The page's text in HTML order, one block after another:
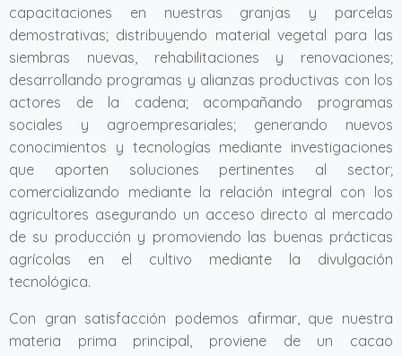
capacitaciones en nuestras granjas y parcelas
demostrativas; distribuyendo material vegetal para las
siembras nuevas, rehabilitaciones y renovaciones;
desarrollando programas y alianzas productivas con los
actores de la cadena; acompañando programas
sociales y agroempresariales; generando nuevos
conocimientos y tecnologías mediante investigaciones
que aporten soluciones pertinentes al sector;
comercializando mediante la relación integral con los
agricultores asegurando un acceso directo al mercado
de su producción y promoviendo las buenas prácticas
agrícolas en el cultivo mediante la divulgación
tecnológica.
Con gran satisfacción podemos afirmar, que nuestra
materia prima principal, proviene de un cacao